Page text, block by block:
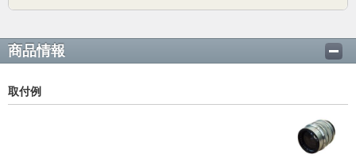
商品情報
取付例